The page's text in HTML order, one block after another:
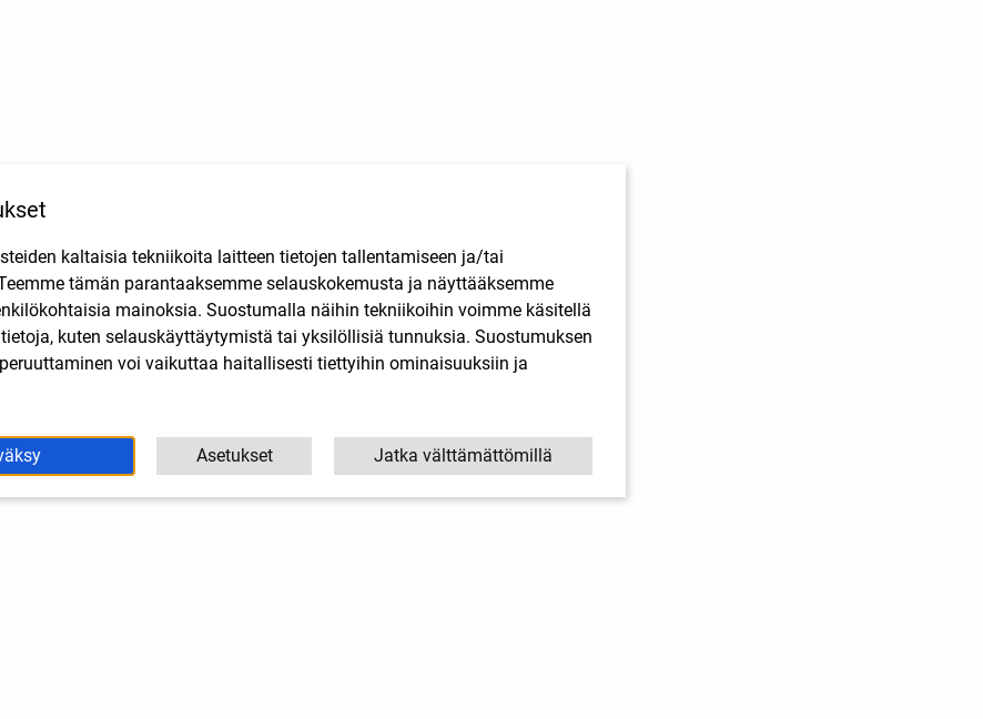
kaltaisia tekniikoita laitteen tietojen tallentamiseen ja/tai
tämän parantaaksemme selauskokemusta ja näyttääksemme
mainoksia. Suostumalla näihin tekniikoihin voimme käsitellä
kuten selauskäyttäytymistä tai yksilöllisiä tunnuksia. Suostumuksen
voi vaikuttaa haitallisesti tiettyihin ominaisuuksiin ja
Asetukset Jatka välttämättömillä